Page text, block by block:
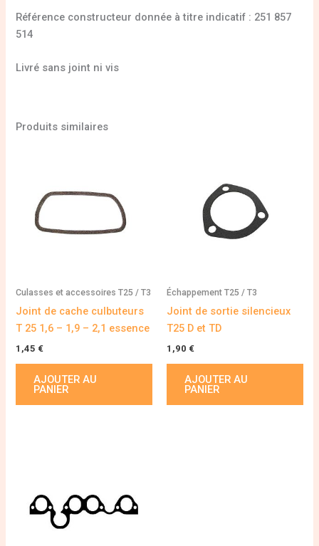
Référence constructeur donnée à titre indicatif : 251 857
514
Livré sans joint ni vis
Produits similaires
Culasses et accessoires T25 / T3
Joint de cache culbuteurs
T 25 1,6 – 1,9 – 2,1 essence
1,45 €
AJOUTER AU
PANIER
Échappement T25 / T3
Joint de sortie silencieux
T25 D et TD
1,90 €
AJOUTER AU
PANIER